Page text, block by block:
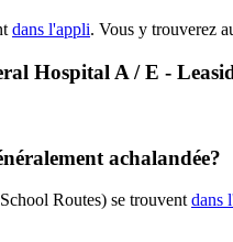
dans l'appli. Vous y trouverez
Hospital A / E -
achalandée?
Routes) se trouvent dans